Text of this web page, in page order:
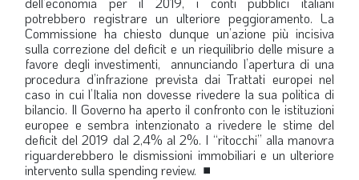
potrebbero registrare un ulteriore peggioramento. La
Commissione ha chiesto dunque un’azione più incisiva
sulla correzione del deficit e un riequilibrio delle misure a
favore degli investimenti, annunciando l’apertura di una
procedura d’infrazione prevista dai Trattati europei nel
caso in cui l’Italia non dovesse rivedere la sua politica di
bilancio. Il Governo ha aperto il confronto con le istituzioni
europee e sembra intenzionato a rivedere le stime del
deficit del 2019 dal 2,4% al 2%. I “ritocchi” alla manovra
riguarderebbero le dismissioni immobiliari e un ulteriore
intervento sulla spending review. ■